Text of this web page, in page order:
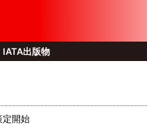
IATA出版物
定開始